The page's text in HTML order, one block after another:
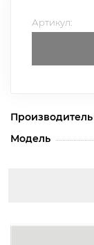
Артикул:
Производитель
Модель